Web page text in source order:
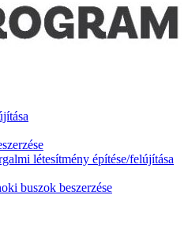
létesítmény építése/felújítása
buszok beszerzése